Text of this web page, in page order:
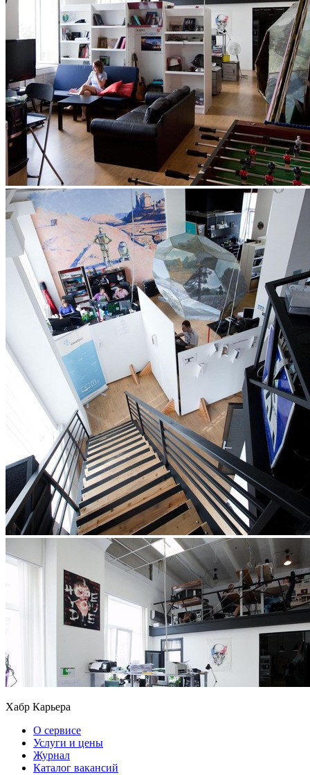
Хабр Карьера
О сервисе
Услуги и цены
Журнал
Каталог вакансий